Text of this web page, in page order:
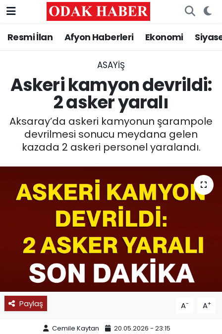
Resmi İlan Afyon Haberleri Ekonomi
ASAYİŞ
Askeri kamyon devrildi:
2 asker yaralı
Aksaray’da askeri kamyonun şarampole
devrilmesi sonucu meydana gelen
kazada 2 askeri personel yaralandı.
Paylaş A- A+
Cemile Kaytan 20.05.2026 - 23:15
AFYONKARAHİSAR HABERLERİ
ASAYİŞ
SİYASET
EĞİTİM
MAGAZİN
SAĞLIK
SPOR
11:11 MANŞET
Nöbetçi Eczaneler
Trafik Durumu
Süper Lig Puan Durumu ve Fikstür
Tüm Manşetler
Son Dakika Haberleri
Haber Arşivi